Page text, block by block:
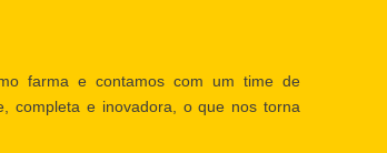
farma e contamos com um time de
completa e inovadora, o que nos torna